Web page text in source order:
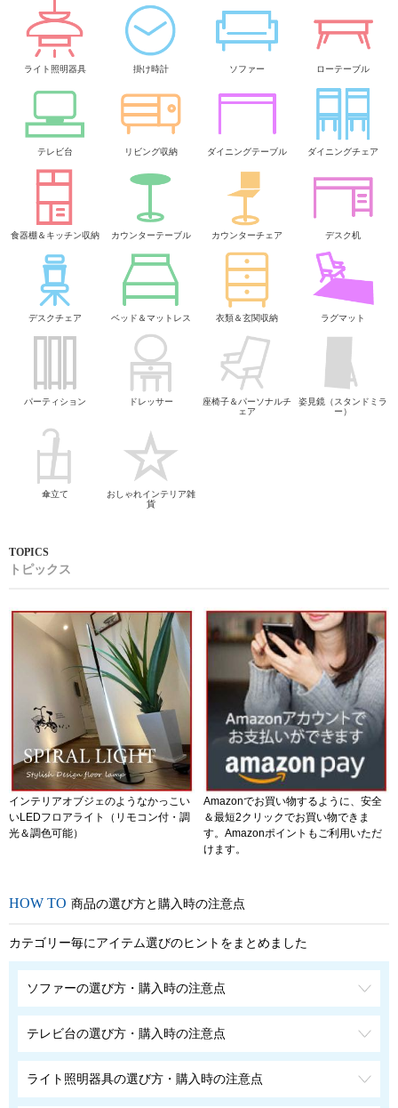
ライト照明器具 掛け時計 ソファー ローテーブル
テレビ台 リビング収納 ダイニングテーブル ダイニングチェア
食器棚＆キッチン収納 カウンターテーブル カウンターチェア デスク机
デスクチェア ベッド＆マットレス 衣類＆玄関収納 ラグマット
パーティション ドレッサー
座椅子＆パーソナルチ
ェア
姿見鏡（スタンドミラ
ー）
傘立て
おしゃれインテリア雑
貨
トピックス
インテリアオブジェのようなかっこい
いLEDフロアライト（リモコン付・調
光＆調色可能）
Amazonでお買い物するように、安全
＆最短2クリックでお買い物できま
す。Amazonポイントもご利用いただ
けます。
商品の選び方と購入時の注意点
カテゴリー毎にアイテム選びのヒントをまとめました
ソファーの選び方・購入時の注意点
テレビ台の選び方・購入時の注意点
ライト照明器具の選び方・購入時の注意点